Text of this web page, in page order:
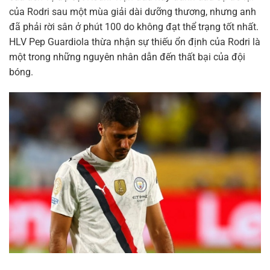
của Rodri sau một mùa giải dài dưỡng thương, nhưng anh
đã phải rời sân ở phút 100 do không đạt thể trạng tốt nhất.
HLV Pep Guardiola thừa nhận sự thiếu ổn định của Rodri là
một trong những nguyên nhân dẫn đến thất bại của đội
bóng.